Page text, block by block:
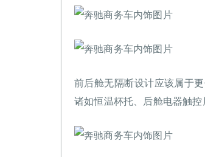
前后舱无隔断设计应该属于
诸如恒温杯托、后舱电器触